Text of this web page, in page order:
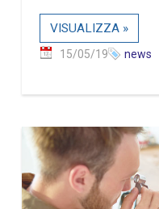
VISUALIZZA »
15/05/19 news